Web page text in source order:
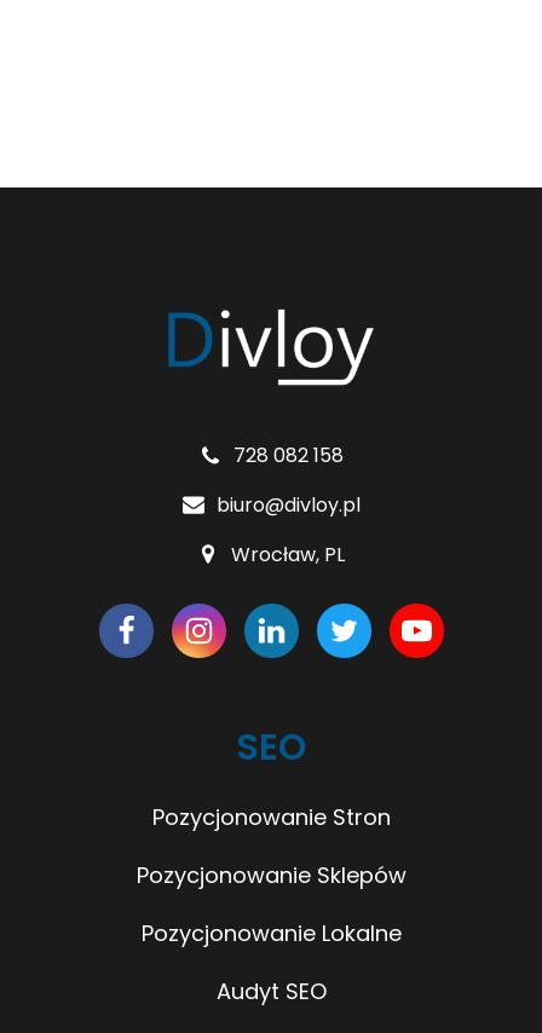
728 082 158
biuro@divloy.pl
Wrocław, PL
SEO
Pozycjonowanie Stron
Pozycjonowanie Sklepów
Pozycjonowanie Lokalne
Audyt SEO